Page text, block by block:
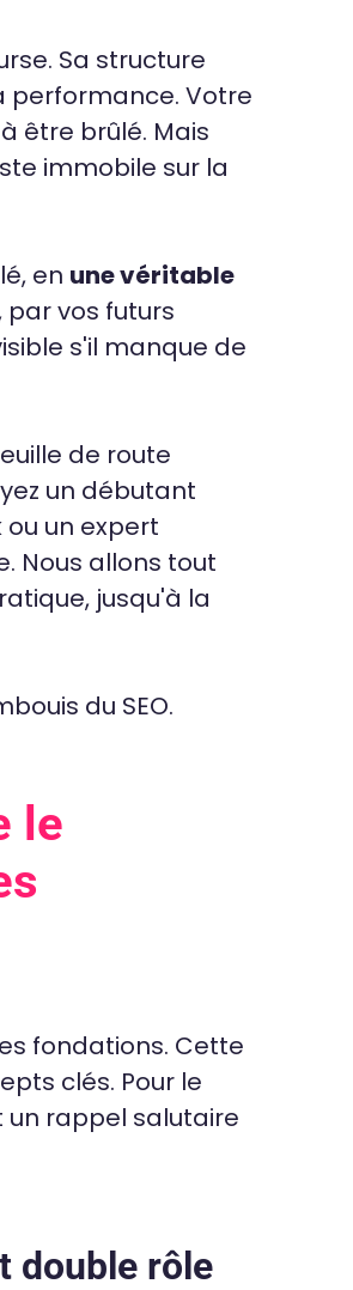
Sa structure
performance. Votre
être brûlé. Mais
immobile sur la
en une véritable
vos futurs
s'il manque de
de route
un débutant
un expert
Nous allons tout
jusqu'à la
du SEO.
le
fondations. Cette
clés. Pour le
un rappel salutaire
double rôle